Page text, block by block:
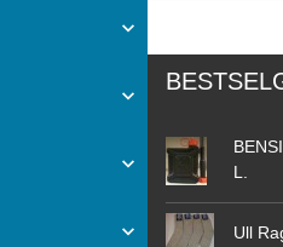
L.
Ull